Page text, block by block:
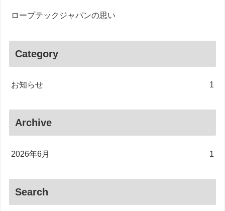
ロープテックジャパンの思い
Category
お知らせ 1
Archive
2026年6月 1
Search